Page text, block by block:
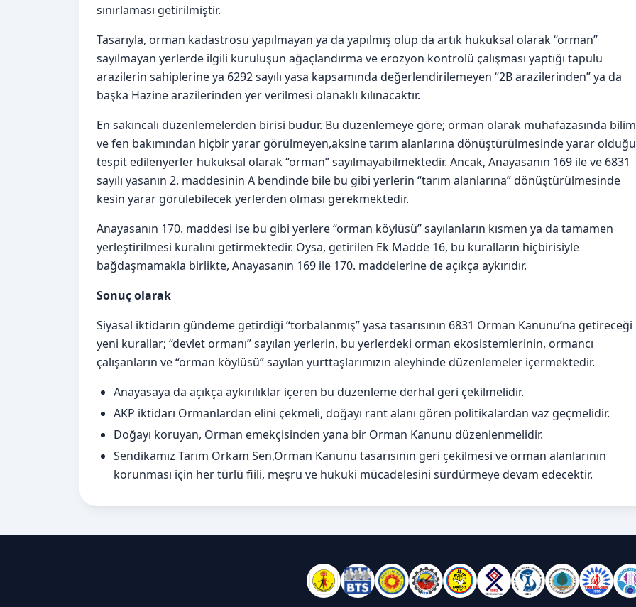
sınırlaması getirilmiştir.
Tasarıyla, orman kadastrosu yapılmayan ya da yapılmış olup da artık hukuksal olarak “orman”
sayılmayan yerlerde ilgili kuruluşun ağaçlandırma ve erozyon kontrolü çalışması yaptığı tapulu
arazilerin sahiplerine ya 6292 sayılı yasa kapsamında değerlendirilemeyen “2B arazilerinden” ya da
başka Hazine arazilerinden yer verilmesi olanaklı kılınacaktır.
En sakıncalı düzenlemelerden birisi budur. Bu düzenlemeye göre; orman olarak muhafazasında bilim
ve fen bakımından hiçbir yarar görülmeyen,aksine tarım alanlarına dönüştürülmesinde yarar olduğu
tespit edilenyerler hukuksal olarak “orman” sayılmayabilmektedir. Ancak, Anayasanın 169 ile ve 6831
sayılı yasanın 2. maddesinin A bendinde bile bu gibi yerlerin “tarım alanlarına” dönüştürülmesinde
kesin yarar görülebilecek yerlerden olması gerekmektedir.
Anayasanın 170. maddesi ise bu gibi yerlere “orman köylüsü” sayılanların kısmen ya da tamamen
yerleştirilmesi kuralını getirmektedir. Oysa, getirilen Ek Madde 16, bu kuralların hiçbirisiyle
bağdaşmamakla birlikte, Anayasanın 169 ile 170. maddelerine de açıkça aykırıdır.
Sonuç olarak
Siyasal iktidarın gündeme getirdiği “torbalanmış” yasa tasarısının 6831 Orman Kanunu’na getireceği
yeni kurallar; “devlet ormanı” sayılan yerlerin, bu yerlerdeki orman ekosistemlerinin, ormancı
çalışanların ve “orman köylüsü” sayılan yurttaşlarımızın aleyhinde düzenlemeler içermektedir.
Anayasaya da açıkça aykırılıklar içeren bu düzenleme derhal geri çekilmelidir.
AKP iktidarı Ormanlardan elini çekmeli, doğayı rant alanı gören politikalardan vaz geçmelidir.
Doğayı koruyan, Orman emekçisinden yana bir Orman Kanunu düzenlenmelidir.
Sendikamız Tarım Orkam Sen,Orman Kanunu tasarısının geri çekilmesi ve orman alanlarının
korunması için her türlü fiili, meşru ve hukuki mücadelesini sürdürmeye devam edecektir.